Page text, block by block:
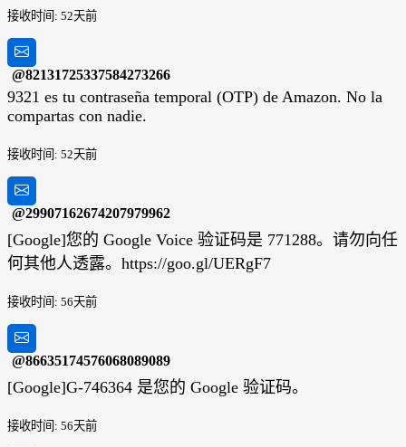
接收时间: 52天前
@82131725337584273266
9321 es tu contraseña temporal (OTP) de Amazon. No la
compartas con nadie.
接收时间: 52天前
@29907162674207979962
[Google]您的 Google Voice 验证码是 771288。请勿向任
何其他人透露。https://goo.gl/UERgF7
接收时间: 56天前
@86635174576068089089
[Google]G-746364 是您的 Google 验证码。
接收时间: 56天前